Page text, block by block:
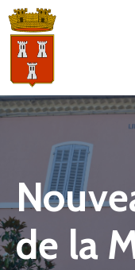
Accueil
La
Tourisme
Manifestations
Vie
Municipale
de la